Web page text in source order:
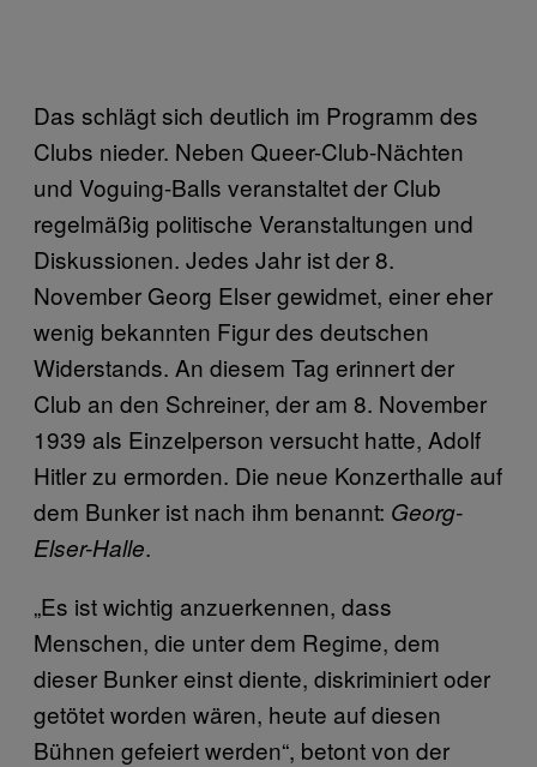
Das schlägt sich deutlich im Programm des
Clubs nieder. Neben Queer-Club-Nächten
und Voguing-Balls veranstaltet der Club
regelmäßig politische Veranstaltungen und
Diskussionen. Jedes Jahr ist der 8.
November Georg Elser gewidmet, einer eher
wenig bekannten Figur des deutschen
Widerstands. An diesem Tag erinnert der
Club an den Schreiner, der am 8. November
1939 als Einzelperson versucht hatte, Adolf
Hitler zu ermorden. Die neue Konzerthalle auf
dem Bunker ist nach ihm benannt: Georg-
Elser-Halle.
„Es ist wichtig anzuerkennen, dass
Menschen, die unter dem Regime, dem
dieser Bunker einst diente, diskriminiert oder
getötet worden wären, heute auf diesen
Bühnen gefeiert werden“, betont von der